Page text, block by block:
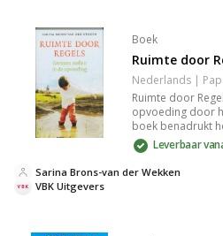
Boek
Ruimte door
Ruimte door
opvoeding door
boek benadrukt
consistentie,
opgroeien. Met
leert het hoe je
vrijheid en
Leverbaar
VBK Uitgevers
Sarina Brons-van der Wekken